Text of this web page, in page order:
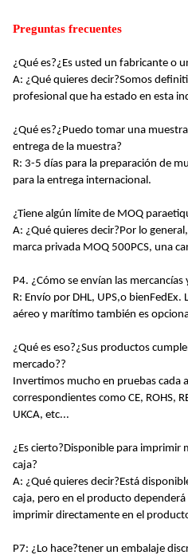
Preguntas frecuentes
¿Qué es?¿Es usted un fabricante o
A: ¿Qué quieres decir?Somos
profesional que ha estado en esta
¿Qué es?¿Puedo tomar una
entrega de la muestra?
R: 3-5 días para la preparación de
para la entrega internacional.
¿Tiene algún límite de MOQ para
A: ¿Qué quieres decir?Por lo
marca privada MOQ 500PCS, una
P4. ¿Cómo se envían las
R: Envío por DHL, UPS,o bienFedEx.
aéreo y marítimo también es
¿Qué es eso?¿Sus productos
mercado??
Invertimos mucho en pruebas cada
correspondientes como CE, ROHS,
UKCA, etc...
¿Es cierto?Disponible para imprimir
caja?
A: ¿Qué quieres decir?Está
caja, pero en el producto
imprimir directamente en el
P7: ¿Lo hace?tener un embalaje